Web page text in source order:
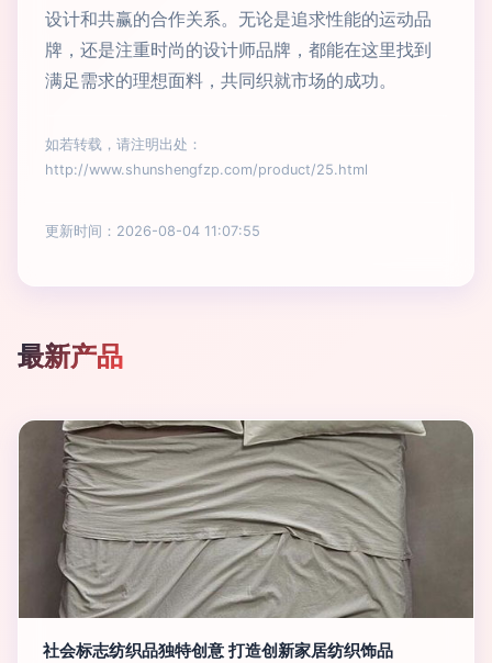
设计和共赢的合作关系。无论是追求性能的运动品
牌，还是注重时尚的设计师品牌，都能在这里找到
满足需求的理想面料，共同织就市场的成功。
如若转载，请注明出处：
http://www.shunshengfzp.com/product/25.html
更新时间：2026-08-04 11:07:55
最新产品
社会标志纺织品独特创意 打造创新家居纺织饰品